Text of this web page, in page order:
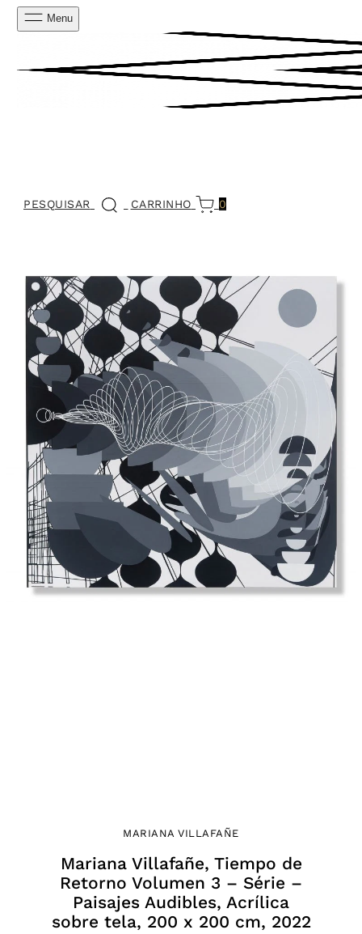
Menu
PESQUISAR CARRINHO 0
MARIANA VILLAFAÑE
Mariana Villafañe, Tiempo de
Retorno Volumen 3 – Série –
Paisajes Audibles, Acrílica
sobre tela, 200 x 200 cm, 2022